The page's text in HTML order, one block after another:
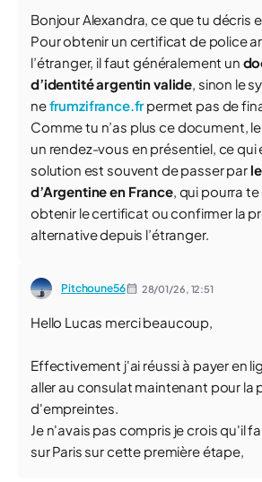
Bonjour Alexandra, ce que tu décris
Pour obtenir un certificat de police
l’étranger, il faut généralement un
d’identité argentin valide, sinon le
nefrumzifrance.frpermet pas de
Comme tu n’as plus ce document,
un rendez-vous en présentiel, ce qui
solution est souvent de passer par
d’Argentine en France, qui pourra
obtenir le certificat ou confirmer la
alternative depuis l’étranger.
Pitchoune56 28/01/26, 12:51
Hello Lucas merci beaucoup,
Effectivement j'ai réussi à payer en
aller au consulat maintenant pour la
d'empreintes.
Je n'avais pas compris je crois qu'il
sur Paris sur cette première étape,